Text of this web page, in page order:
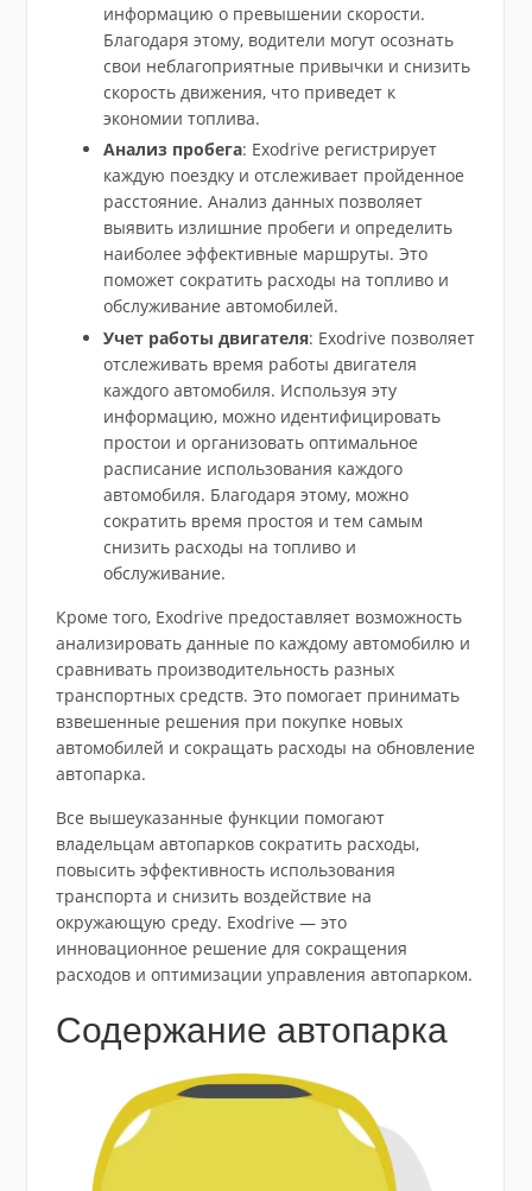
информацию о превышении скорости.
Благодаря этому, водители могут осознать
свои неблагоприятные привычки и снизить
скорость движения, что приведет к
экономии топлива.
Анализ пробега: Exodrive регистрирует
каждую поездку и отслеживает пройденное
расстояние. Анализ данных позволяет
выявить излишние пробеги и определить
наиболее эффективные маршруты. Это
поможет сократить расходы на топливо и
обслуживание автомобилей.
Учет работы двигателя: Exodrive позволяет
отслеживать время работы двигателя
каждого автомобиля. Используя эту
информацию, можно идентифицировать
простои и организовать оптимальное
расписание использования каждого
автомобиля. Благодаря этому, можно
сократить время простоя и тем самым
снизить расходы на топливо и
обслуживание.
Кроме того, Exodrive предоставляет возможность
анализировать данные по каждому автомобилю и
сравнивать производительность разных
транспортных средств. Это помогает принимать
взвешенные решения при покупке новых
автомобилей и сокращать расходы на обновление
автопарка.
Все вышеуказанные функции помогают
владельцам автопарков сократить расходы,
повысить эффективность использования
транспорта и снизить воздействие на
окружающую среду. Exodrive — это
инновационное решение для сокращения
расходов и оптимизации управления автопарком.
Содержание автопарка